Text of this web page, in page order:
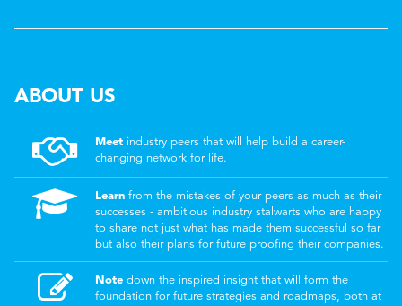
ABOUT US
Meet industry peers that will help build a career-
changing network for life.
Learn from the mistakes of your peers as much as their
successes - ambitious industry stalwarts who are happy
to share not just what has made them successful so far
but also their plans for future proofing their companies.
Note down the inspired insight that will form the
foundation for future strategies and roadmaps, both at